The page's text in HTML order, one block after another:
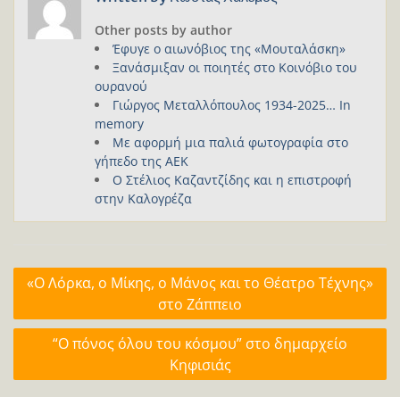
Other posts by author
Έφυγε ο αιωνόβιος της «Μουταλάσκη»
Ξανάσμιξαν οι ποιητές στο Κοινόβιο του
ουρανού
Γιώργος Μεταλλόπουλος 1934-2025… In
memory
Με αφορμή μια παλιά φωτογραφία στο
γήπεδο της ΑΕΚ
Ο Στέλιος Καζαντζίδης και η επιστροφή
στην Καλογρέζα
Πλοήγηση
άρθρων
«Ο Λόρκα, ο Μίκης, ο Μάνος και το Θέατρο Τέχνης»
στο Ζάππειο
“Ο πόνος όλου του κόσμου” στο δημαρχείο
Κηφισιάς